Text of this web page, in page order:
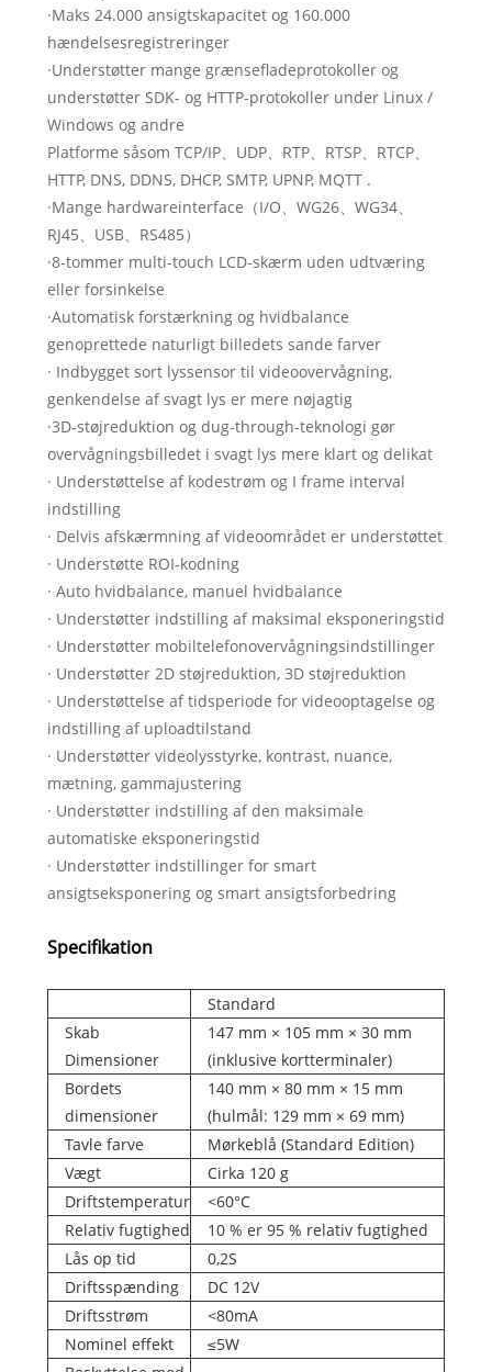
·Maks 24.000 ansigtskapacitet og 160.000
hændelsesregistreringer
·Understøtter mange grænsefladeprotokoller og
understøtter SDK- og HTTP-protokoller under Linux /
Windows og andre
Platforme såsom TCP/IP、UDP、RTP、RTSP、RTCP、
HTTP, DNS, DDNS, DHCP, SMTP, UPNP, MQTT .
·Mange hardwareinterface（I/O、WG26、WG34、
RJ45、USB、RS485）
·8-tommer multi-touch LCD-skærm uden udtværing
eller forsinkelse
·Automatisk forstærkning og hvidbalance
genoprettede naturligt billedets sande farver
· Indbygget sort lyssensor til videoovervågning,
genkendelse af svagt lys er mere nøjagtig
·3D-støjreduktion og dug-through-teknologi gør
overvågningsbilledet i svagt lys mere klart og delikat
· Understøttelse af kodestrøm og I frame interval
indstilling
· Delvis afskærmning af videoområdet er understøttet
· Understøtte ROI-kodning
· Auto hvidbalance, manuel hvidbalance
· Understøtter indstilling af maksimal eksponeringstid
· Understøtter mobiltelefonovervågningsindstillinger
· Understøtter 2D støjreduktion, 3D støjreduktion
· Understøttelse af tidsperiode for videooptagelse og
indstilling af uploadtilstand
· Understøtter videolysstyrke, kontrast, nuance,
mætning, gammajustering
· Understøtter indstilling af den maksimale
automatiske eksponeringstid
· Understøtter indstillinger for smart
ansigtseksponering og smart ansigtsforbedring
Specifikation
Standard
Skab
Dimensioner
147 mm × 105 mm × 30 mm
(inklusive kortterminaler)
Bordets
dimensioner
140 mm × 80 mm × 15 mm
(hulmål: 129 mm × 69 mm)
Tavle farve
Mørkeblå (Standard Edition)
Vægt
Cirka 120 g
Driftstemperatur
<60°C
Relativ fugtighed
10 % er 95 % relativ fugtighed
Lås op tid
0,2S
Driftsspænding
DC 12V
Driftsstrøm
<80mA
Nominel effekt
≤5W